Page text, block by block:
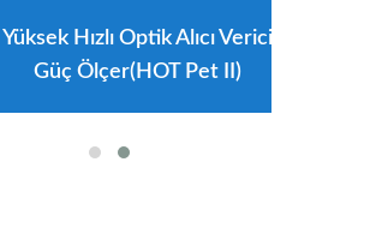
Hızlı Optik Alıcı Verici
Güç Ölçer(HOT Pet II)